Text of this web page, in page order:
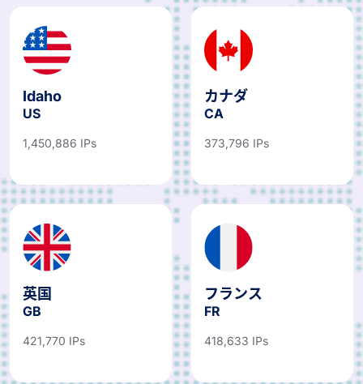
Idaho
US
1,450,886 IPs
カナダ
CA
373,796 IPs
英国
GB
421,770 IPs
フランス
FR
418,633 IPs